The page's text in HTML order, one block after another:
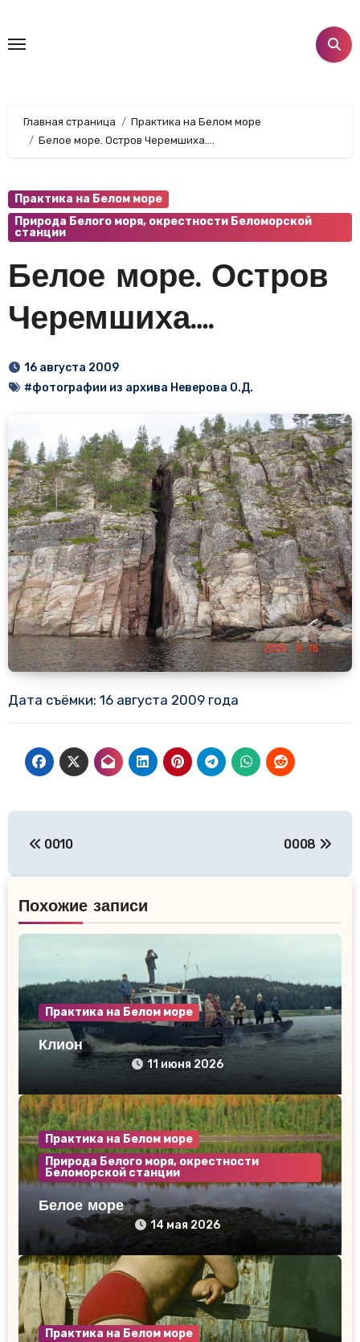
содержанию
Главная страница
Практика на Белом море
Белое море. Остров Черемшиха….
Практика на Белом море
Природа Белого моря, окрестности Беломорской
станции
Белое море. Остров
Черемшиха….
16 августа 2009
#фотографии из архива Неверова О.Д.
Дата съёмки: 16 августа 2009 года
0010 0008
Похожие записи
Практика на Белом море
Клион
11 июня 2026
Практика на Белом море
Природа Белого моря, окрестности
Беломорской станции
Белое море
14 мая 2026
Практика на Белом море